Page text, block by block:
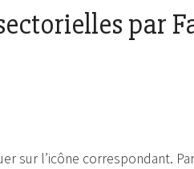
par
sur l’icône correspondant.